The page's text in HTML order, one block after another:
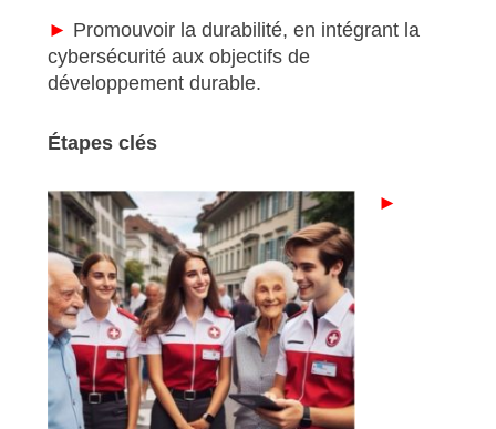
► Promouvoir la durabilité, en intégrant la
cybersécurité aux objectifs de
développement durable.
Étapes clés
►